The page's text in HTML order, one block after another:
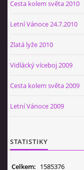
Cesta kolem světa 2010
Letní Vánoce 24.7.2010
Zlatá lyže 2010
Vidlácký víceboj 2009
Cesta kolem světa 2009
Letní Vánoce 2009
STATISTIKY
Celkem: 1585376